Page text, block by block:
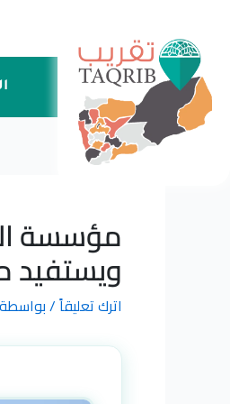
المحتوى
مؤسسة
ويستفيد منه 9,915 نسمة في دوعن
اترك تعليقاً/ بواسطة